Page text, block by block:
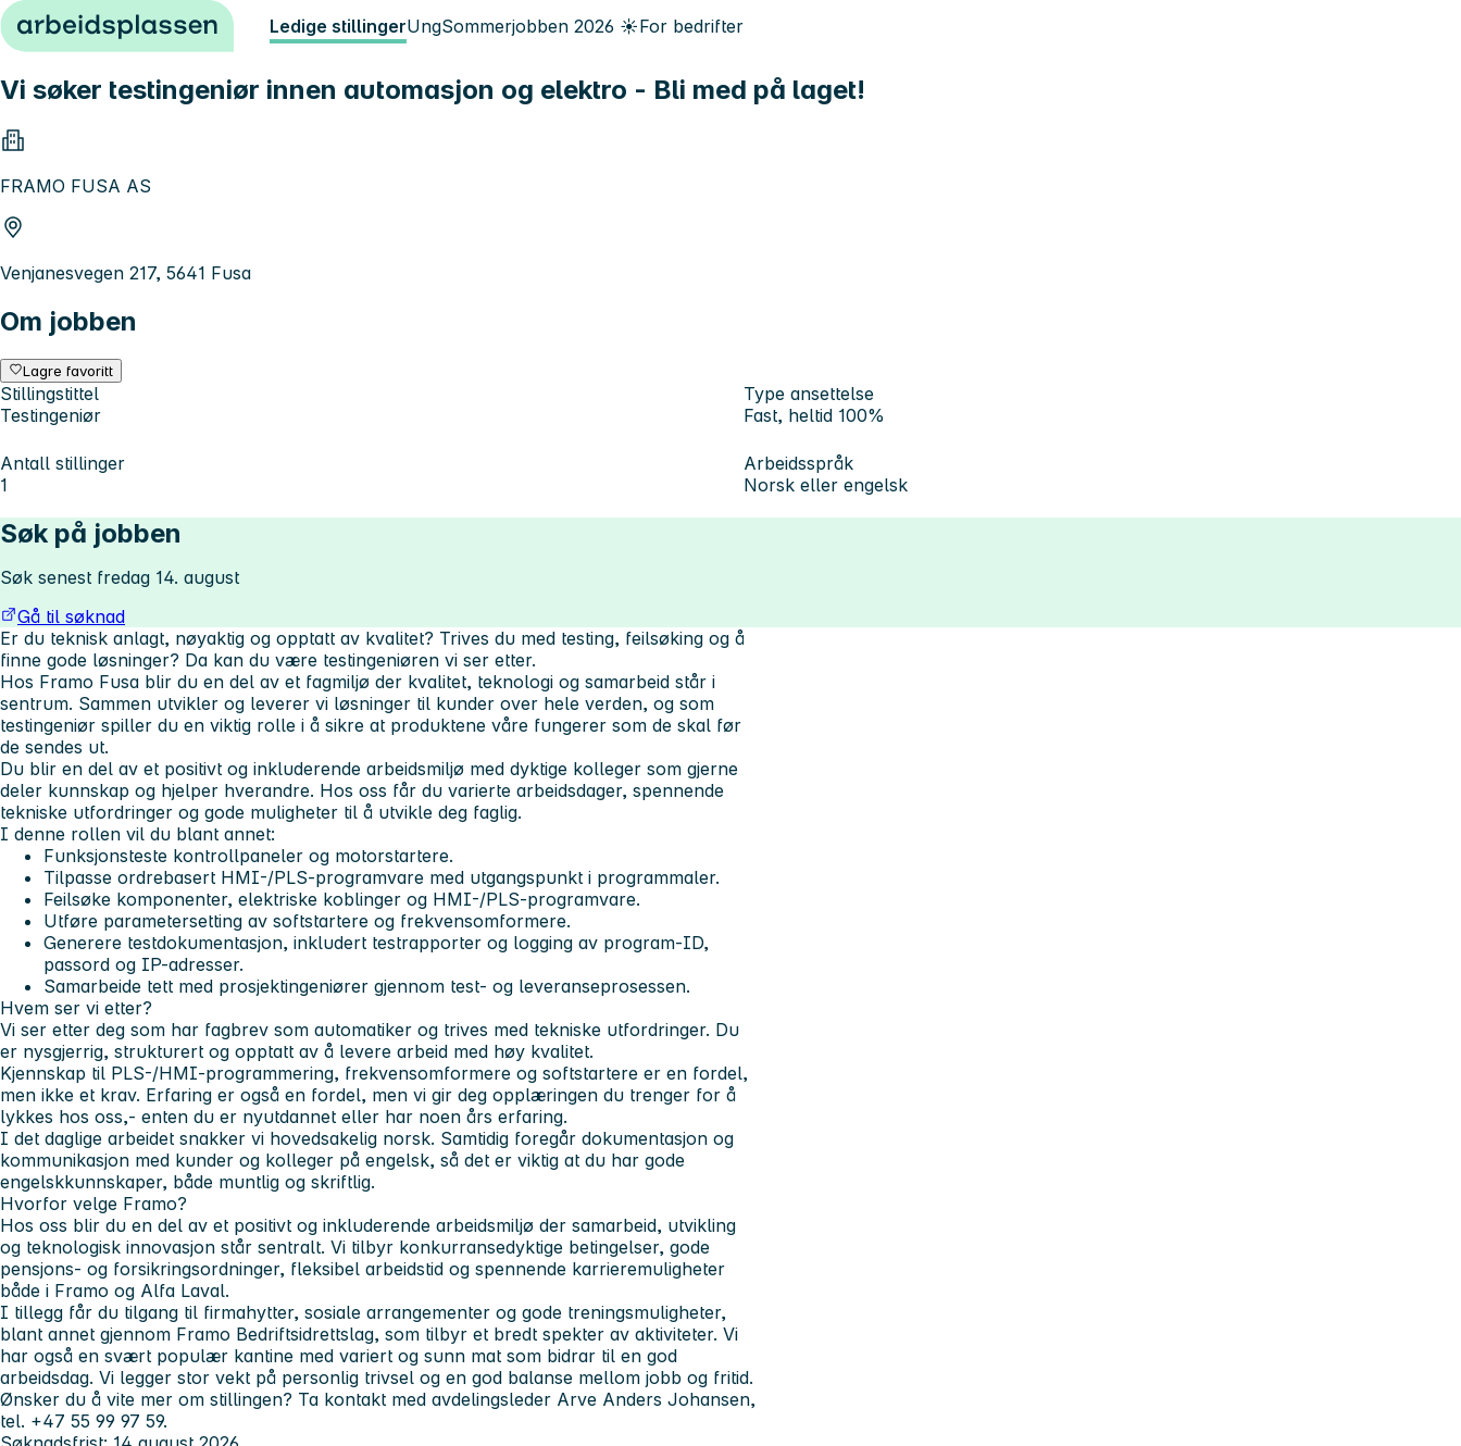
Hopp til innhold Ledige stillingerUngSommerjobben 2026 ☀️For bedrifter
Vi søker testingeniør innen automasjon og elektro - Bli med på laget!
FRAMO FUSA AS
Venjanesvegen 217, 5641 Fusa
Om jobben
Lagre favoritt
Stillingstittel
Testingeniør
Type ansettelse
Fast, heltid 100%
Antall stillinger
1
Arbeidsspråk
Norsk eller engelsk
Søk på jobben
Søk senest fredag 14. august
Gå til søknad
Er du teknisk anlagt, nøyaktig og opptatt av kvalitet? Trives du med testing, feilsøking og å
finne gode løsninger? Da kan du være testingeniøren vi ser etter.
Hos Framo Fusa blir du en del av et fagmiljø der kvalitet, teknologi og samarbeid står i
sentrum. Sammen utvikler og leverer vi løsninger til kunder over hele verden, og som
testingeniør spiller du en viktig rolle i å sikre at produktene våre fungerer som de skal før
de sendes ut.
Du blir en del av et positivt og inkluderende arbeidsmiljø med dyktige kolleger som gjerne
deler kunnskap og hjelper hverandre. Hos oss får du varierte arbeidsdager, spennende
tekniske utfordringer og gode muligheter til å utvikle deg faglig.
I denne rollen vil du blant annet:
Funksjonsteste kontrollpaneler og motorstartere.
Tilpasse ordrebasert HMI-/PLS-programvare med utgangspunkt i programmaler.
Feilsøke komponenter, elektriske koblinger og HMI-/PLS-programvare.
Utføre parametersetting av softstartere og frekvensomformere.
Generere testdokumentasjon, inkludert testrapporter og logging av program-ID,
passord og IP-adresser.
Samarbeide tett med prosjektingeniører gjennom test- og leveranseprosessen.
Hvem ser vi etter?
Vi ser etter deg som har fagbrev som automatiker og trives med tekniske utfordringer. Du
er nysgjerrig, strukturert og opptatt av å levere arbeid med høy kvalitet.
Kjennskap til PLS-/HMI-programmering, frekvensomformere og softstartere er en fordel,
men ikke et krav. Erfaring er også en fordel, men vi gir deg opplæringen du trenger for å
lykkes hos oss,- enten du er nyutdannet eller har noen års erfaring.
I det daglige arbeidet snakker vi hovedsakelig norsk. Samtidig foregår dokumentasjon og
kommunikasjon med kunder og kolleger på engelsk, så det er viktig at du har gode
engelskkunnskaper, både muntlig og skriftlig.
Hvorfor velge Framo?
Hos oss blir du en del av et positivt og inkluderende arbeidsmiljø der samarbeid, utvikling
og teknologisk innovasjon står sentralt. Vi tilbyr konkurransedyktige betingelser, gode
pensjons- og forsikringsordninger, fleksibel arbeidstid og spennende karrieremuligheter
både i Framo og Alfa Laval.
I tillegg får du tilgang til firmahytter, sosiale arrangementer og gode treningsmuligheter,
blant annet gjennom Framo Bedriftsidrettslag, som tilbyr et bredt spekter av aktiviteter. Vi
har også en svært populær kantine med variert og sunn mat som bidrar til en god
arbeidsdag. Vi legger stor vekt på personlig trivsel og en god balanse mellom jobb og fritid.
Ønsker du å vite mer om stillingen? Ta kontakt med avdelingsleder Arve Anders Johansen,
tel. +47 55 99 97 59.